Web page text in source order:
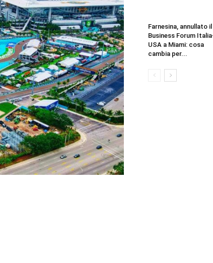
Farnesina, annullato il
Business Forum
USA a Miami: cosa
cambia per...